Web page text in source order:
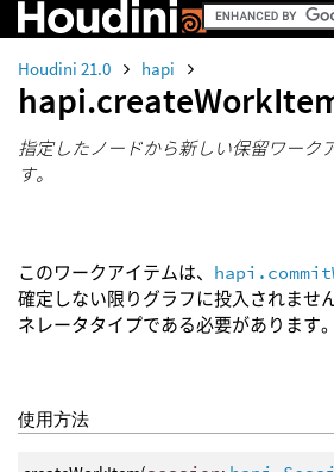
Houdini 21.0 hapi
指定したノードから新しい保留ワーク
す。
このワークアイテムは、
確定しない限りグラフに投入されませ
ネレータタイプである必要があります。
使用方法